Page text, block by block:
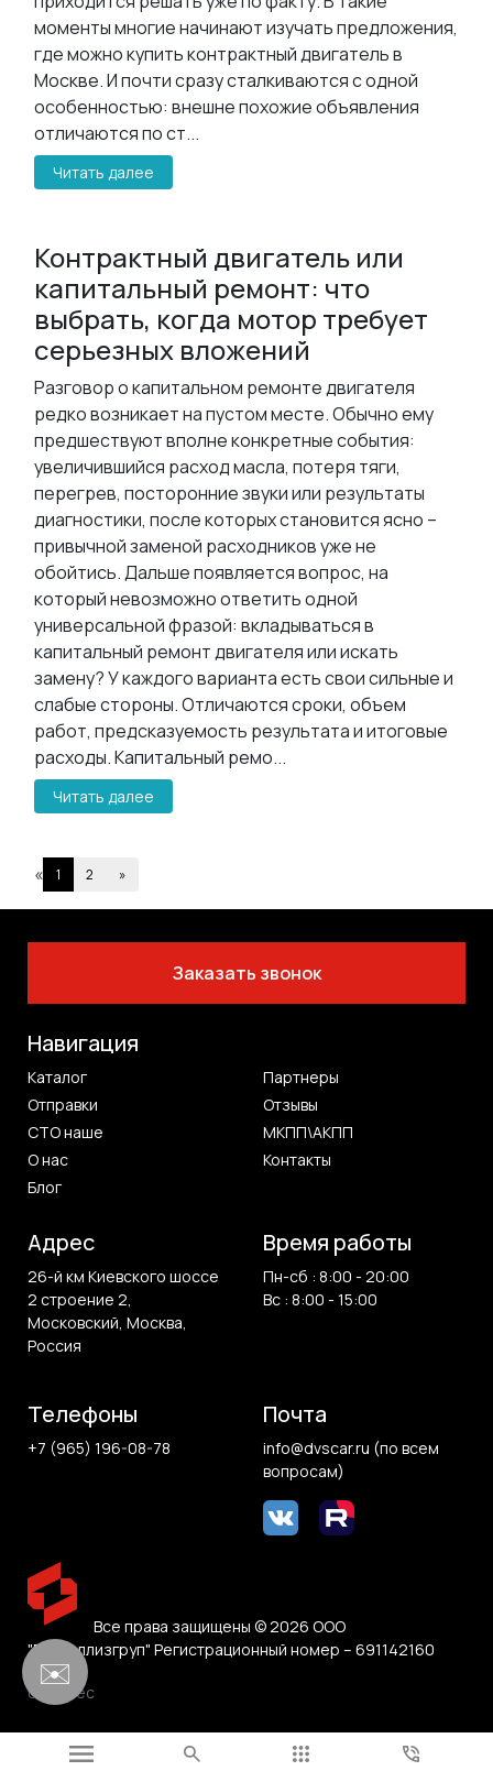
моменты многие начинают изучать предложения,
где можно купить контрактный двигатель в
Москве. И почти сразу сталкиваются с одной
особенностью: внешне похожие объявления
отличаются по ст...
Читать далее
Контрактный двигатель или
капитальный ремонт: что
выбрать, когда мотор требует
серьезных вложений
Разговор о капитальном ремонте двигателя
редко возникает на пустом месте. Обычно ему
предшествуют вполне конкретные события:
увеличившийся расход масла, потеря тяги,
перегрев, посторонние звуки или результаты
диагностики, после которых становится ясно –
привычной заменой расходников уже не
обойтись. Дальше появляется вопрос, на
который невозможно ответить одной
универсальной фразой: вкладываться в
капитальный ремонт двигателя или искать
замену? У каждого варианта есть свои сильные и
слабые стороны. Отличаются сроки, объем
работ, предсказуемость результата и итоговые
расходы. Капитальный ремо...
Читать далее
« 1 2 »
Заказать звонок
Все права защищены © 2026 ООО
"Белвиллизгруп" Регистрационный номер – 691142160
Навигация
Каталог
Партнеры
Отправки
Отзывы
СТО наше
МКПП\АКПП
О нас
Контакты
Блог
Адрес
26-й км Киевского шоссе
2 строение 2,
Московский, Москва,
Россия
Время работы
Пн-сб : 8:00 - 20:00
Вс : 8:00 - 15:00
Телефоны
+7 (965) 196-08-78
Почта
info@dvscar.ru (по всем
вопросам)
0.011 sec
✉️